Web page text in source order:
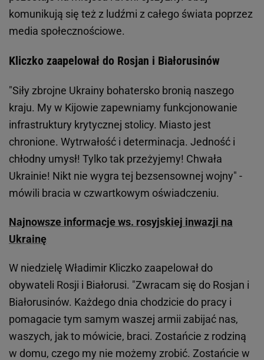
komunikują się też z ludźmi z całego świata poprzez
media społecznościowe.
Kliczko zaapelował do Rosjan i Białorusinów
"Siły zbrojne Ukrainy bohatersko bronią naszego
kraju. My w Kijowie zapewniamy funkcjonowanie
infrastruktury krytycznej stolicy. Miasto jest
chronione. Wytrwałość i determinacja. Jedność i
chłodny umysł! Tylko tak przeżyjemy! Chwała
Ukrainie! Nikt nie wygra tej bezsensownej wojny" -
mówili bracia w czwartkowym oświadczeniu.
Najnowsze informacje ws. rosyjskiej inwazji na
Ukrainę
W niedzielę Władimir Kliczko zaapelował do
obywateli Rosji i Białorusi. "Zwracam się do Rosjan i
Białorusinów. Każdego dnia chodzicie do pracy i
pomagacie tym samym waszej armii zabijać nas,
waszych, jak to mówicie, braci. Zostańcie z rodziną
w domu, czego my nie możemy zrobić. Zostańcie w